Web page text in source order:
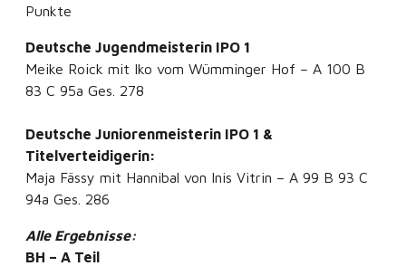
Punkte
Deutsche Jugendmeisterin IPO 1
Meike Roick mit Iko vom Wümminger Hof – A 100 B
83 C 95a Ges. 278
Deutsche Juniorenmeisterin IPO 1 &
Titelverteidigerin:
Maja Fässy mit Hannibal von Inis Vitrin – A 99 B 93 C
94a Ges. 286
Alle Ergebnisse:
BH – A Teil